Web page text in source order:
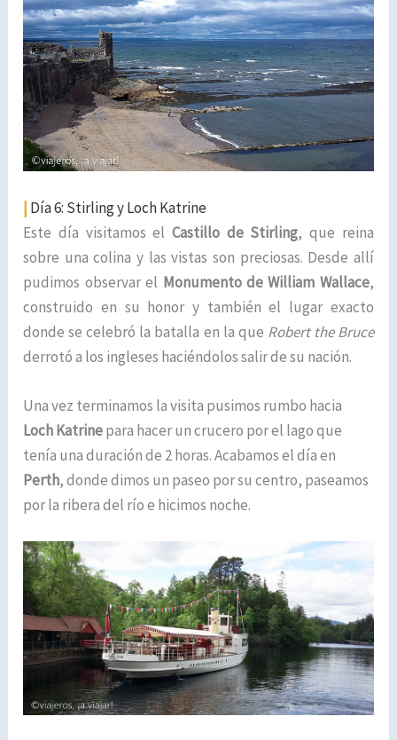
| Día 6: Stirling y Loch Katrine
Este día visitamos el Castillo de Stirling, que reina
sobre una colina y las vistas son preciosas. Desde allí
pudimos observar el Monumento de William Wallace,
construido en su honor y también el lugar exacto
donde se celebró la batalla en la que Robert the Bruce
derrotó a los ingleses haciéndolos salir de su nación.
Una vez terminamos la visita pusimos rumbo hacia
Loch Katrinepara hacer un crucero por el lago que
tenía una duración de 2 horas. Acabamos el día en
Perth, donde dimos un paseo por su centro, paseamos
por la ribera del río e hicimos noche.